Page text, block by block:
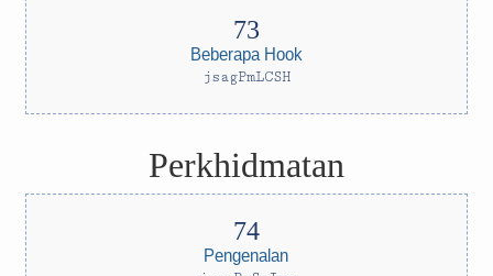
Beberapa Hook
jsagPmLCSH
Perkhidmatan
Pengenalan